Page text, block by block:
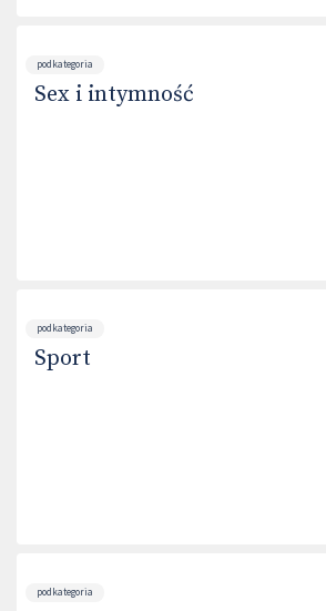
podkategoria
Sex i intymność
podkategoria
Sport
podkategoria